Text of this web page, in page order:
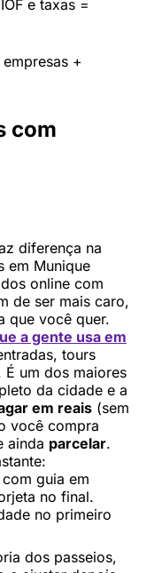
e taxas =
+
com
diferença na
em Munique
online com
de ser mais caro,
que você quer.
a gente usa em
tours
um dos maiores
da cidade e a
em reais (sem
você compra
ainda parcelar.
guia em
no final.
no primeiro
dos passeios,